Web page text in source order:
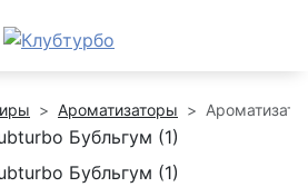
Ароматизаторы